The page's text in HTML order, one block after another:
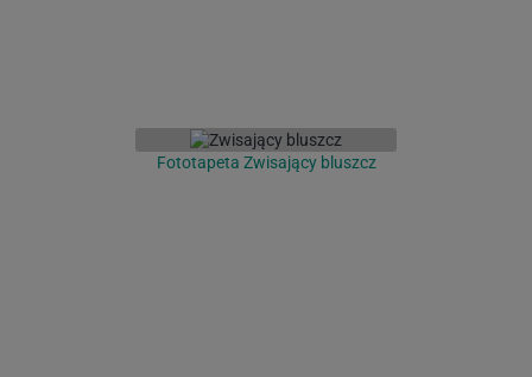
Fototapeta Zwisający bluszcz